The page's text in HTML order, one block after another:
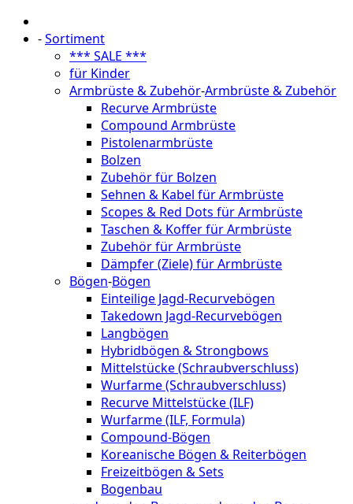
-Sortiment
*** SALE ***
für Kinder
Armbrüste & Zubehör-Armbrüste & Zubehör
Recurve Armbrüste
Compound Armbrüste
Pistolenarmbrüste
Bolzen
Zubehör für Bolzen
Sehnen & Kabel für Armbrüste
Scopes & Red Dots für Armbrüste
Taschen & Koffer für Armbrüste
Zubehör für Armbrüste
Dämpfer (Ziele) für Armbrüste
Bögen-Bögen
Einteilige Jagd-Recurvebögen
Takedown Jagd-Recurvebögen
Langbögen
Hybridbögen & Strongbows
Mittelstücke (Schraubverschluss)
Wurfarme (Schraubverschluss)
Recurve Mittelstücke (ILF)
Wurfarme (ILF, Formula)
Compound-Bögen
Koreanische Bögen & Reiterbögen
Freizeitbögen & Sets
Bogenbau